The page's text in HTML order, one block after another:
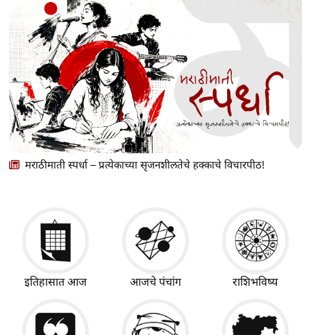
मराठीमाती स्पर्धा – प्रत्येकाच्या सृजनशीलतेचे हक्काचे विचारपीठ!
इतिहासात आज आजचे पंचांग राशिभविष्य